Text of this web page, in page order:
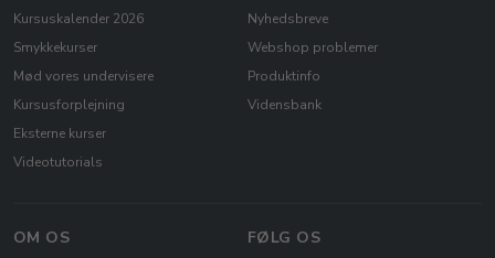
Kursuskalender 2026
Smykkekurser
Mød vores undervisere
Kursusforplejning
Eksterne kurser
Videotutorials
Nyhedsbreve
Webshop problemer
Produktinfo
Vidensbank
OM OS FØLG OS